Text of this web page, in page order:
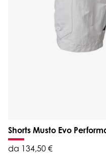
Shorts Musto Evo
da 134,50 €